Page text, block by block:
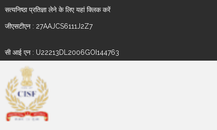
सत्यनिष्ठा प्रतिज्ञा लेने के लिए यहां क्लिक करें
जीएसटीएन : 27AAJCS6111J2Z7
सी आई एन : U22213DL2006GOI144763